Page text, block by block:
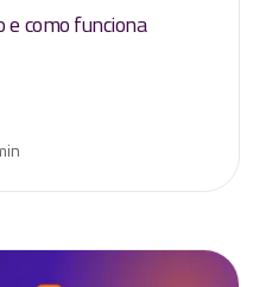
e como funciona